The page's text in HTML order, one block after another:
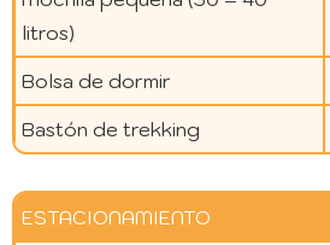
litros)
Bolsa de dormir
Bastón de trekking
ESTACIONAMIENTO